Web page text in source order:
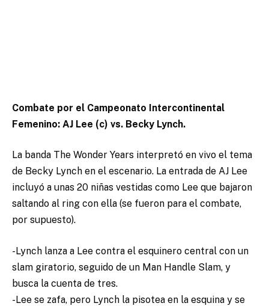
Combate por el Campeonato Intercontinental
Femenino: AJ Lee (c) vs. Becky Lynch.
La banda The Wonder Years interpretó en vivo el tema
de Becky Lynch en el escenario. La entrada de AJ Lee
incluyó a unas 20 niñas vestidas como Lee que bajaron
saltando al ring con ella (se fueron para el combate,
por supuesto).
-Lynch lanza a Lee contra el esquinero central con un
slam giratorio, seguido de un Man Handle Slam, y
busca la cuenta de tres.
-Lee se zafa, pero Lynch la pisotea en la esquina y se